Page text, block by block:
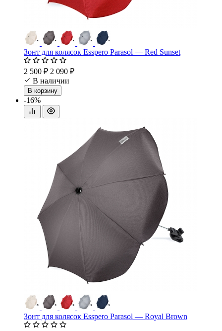
Зонт для колясок Esspero Parasol — Red Sunset
2 500 ₽ 2 090 ₽
В наличии
В корзину
-16%
Зонт для колясок Esspero Parasol — Royal Brown